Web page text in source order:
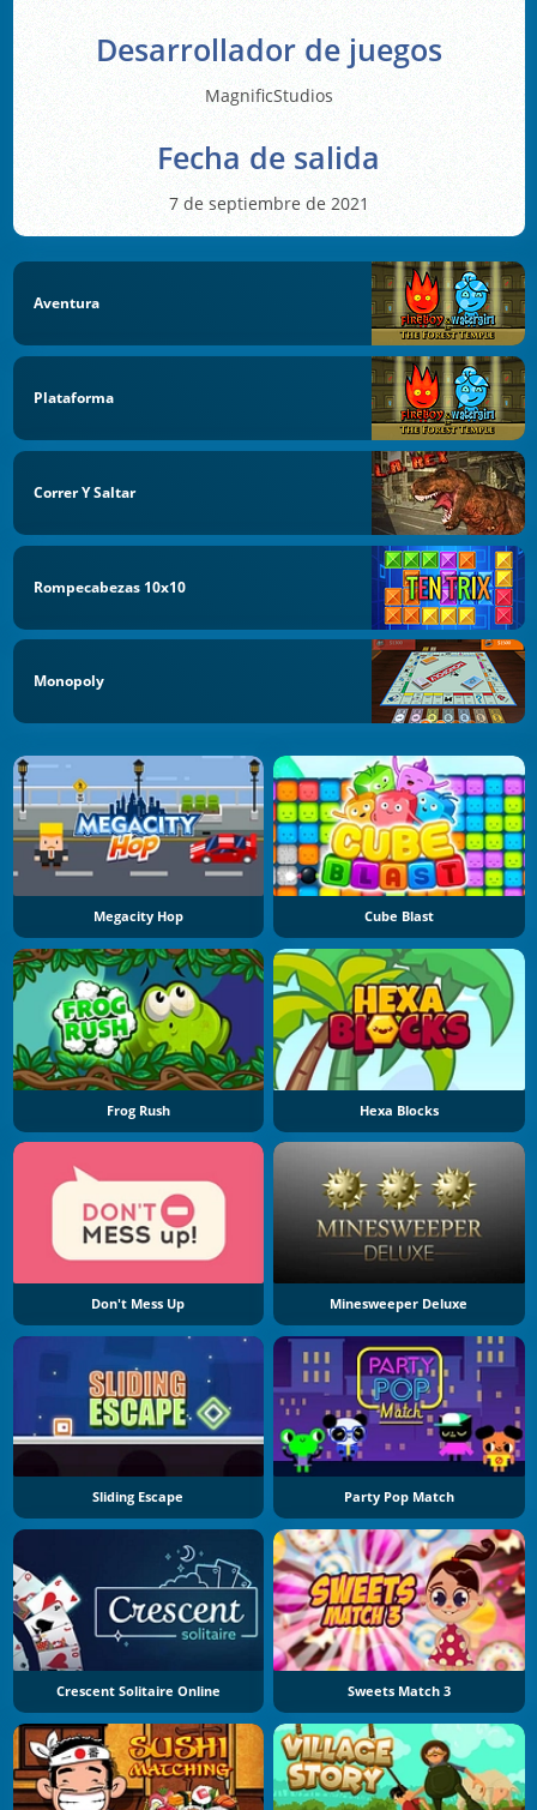
Desarrollador de juegos
MagnificStudios
Fecha de salida
7 de septiembre de 2021
Aventura
Plataforma
Correr Y Saltar
Rompecabezas 10x10
Monopoly
Megacity Hop Cube Blast
Frog Rush Hexa Blocks
Don't Mess Up Minesweeper Deluxe
Sliding Escape Party Pop Match
Crescent Solitaire Online Sweets Match 3